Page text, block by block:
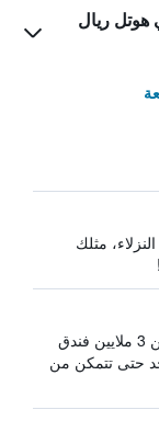
هوتل ريال
مثلك
يبحث HotelsCombined في أكثر من 3 ملايين فندق
حتى تتمكن من